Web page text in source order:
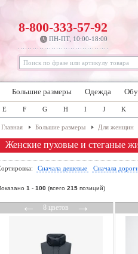
8-800-333-57-92
ПН-ПТ, 10:00-18:00
Большие размеры Одежда
E F G H I J K
Главная Большие размеры Для женщин
Женские пуховые и стеганые
Сначала дешевые Сначала
1 - 100 (всего 215 позиций)
←8 цветов→